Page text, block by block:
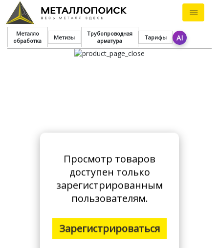
Металло
обработка
Метизы
Трубопроводная
арматура
Тарифы AI
Просмотр товаров
доступен только
зарегистрированным
пользователям.
Зарегистрироваться